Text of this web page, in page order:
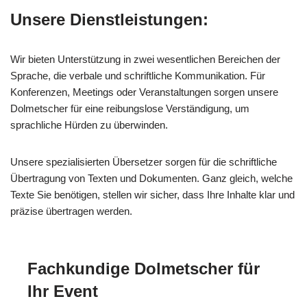
Unsere Dienstleistungen:
Wir bieten Unterstützung in zwei wesentlichen Bereichen der
Sprache, die verbale und schriftliche Kommunikation. Für
Konferenzen, Meetings oder Veranstaltungen sorgen unsere
Dolmetscher für eine reibungslose Verständigung, um
sprachliche Hürden zu überwinden.
Unsere spezialisierten Übersetzer sorgen für die schriftliche
Übertragung von Texten und Dokumenten. Ganz gleich, welche
Texte Sie benötigen, stellen wir sicher, dass Ihre Inhalte klar und
präzise übertragen werden.
Fachkundige Dolmetscher für
Ihr Event